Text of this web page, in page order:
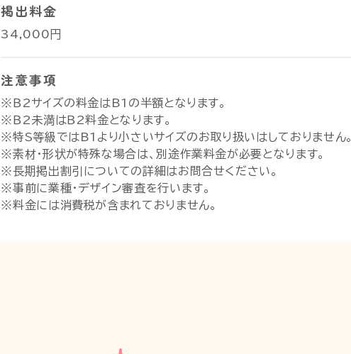
掲出料金
34,000円
注意事項
※Ｂ2サイズの料金はB1の半額となります。
※Ｂ2未満はＢ2料金となります。
※特S等級ではB1より小さいサイズのお取り扱いはしておりません。
※素材・形状が特殊な場合は、別途作業料金が必要となります。
※長期掲出割引についての詳細はお問合せください。
※事前に業種・デザイン審査を行います。
※料金には消費税が含まれておりません。